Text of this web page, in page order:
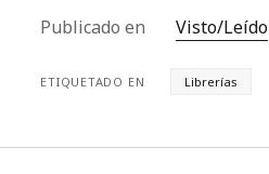
amedrentar a aquellos
que se muestran
Publicado en Visto/Leído
ETIQUETADO EN Librerías